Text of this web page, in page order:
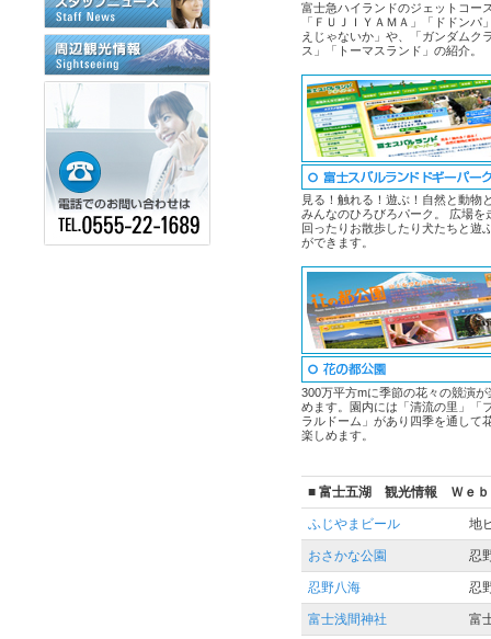
富士急ハイランドのジェットコー
「ＦＵＪＩＹＡＭＡ」「ドドンパ
えじゃないか」や、「ガンダムク
ス」「トーマスランド」の紹介。
見る！触れる！遊ぶ！自然と動物
みんなのひろびろパーク。 広場を
回ったりお散歩したり犬たちと遊
ができます。
300万平方mに季節の花々の競演が
めます。園内には「清流の里」「
ラルドーム」があり四季を通して
楽しめます。
■ 富士五湖 観光情報 Ｗｅ
ふじやまビール 地
おさかな公園 忍
忍野八海 忍
富士浅間神社 富